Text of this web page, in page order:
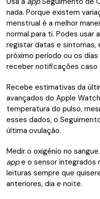
nada. Porque existem
menstrual é a melhor
normal para ti. Podes usar a
registar datas e sintomas,
próximo período ou os
receber notificações caso
Recebe estimativas da
avançados do Apple
temperatura do pulso,
esses dados, o
última ovulação.
Medir o oxigénio no
appe o sensor integrados
leituras sempre que
anteriores, dia e noite.